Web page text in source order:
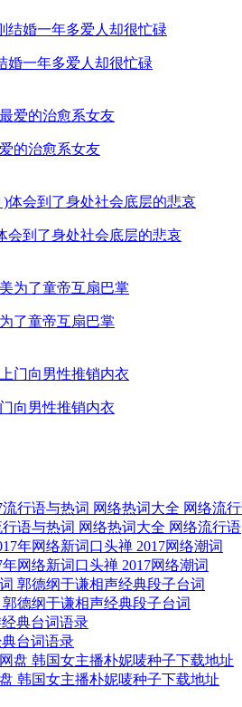
婚一年多爱人却很忙碌
的治愈系女友
会到了身处社会底层的悲哀
了童帝互扇巴掌
向男性推销内衣
行语与热词 网络热词大全 网络流行语
网络新词口头禅 2017网络潮词
德纲于谦相声经典段子台词
台词语录
韩国女主播朴妮唛种子下载地址